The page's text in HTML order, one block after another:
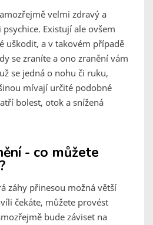
velmi zdravý a
Existují ale ovšem
uškodit, a v takovém případě
se zraníte a ono zranění vám
se jedná o nohu či ruku,
mívají určité podobné
bolest, otok a snížená
- co můžete
záhy přinesou možná větší
čekáte, můžete provést
bude záviset na